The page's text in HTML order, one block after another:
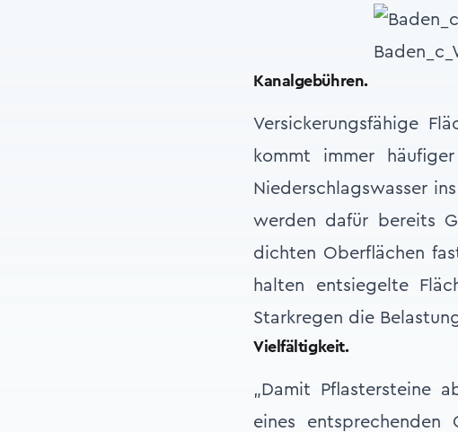
Kanalgebühren.
Versickerungsfähige
kommt immer
Niederschlagswasser
werden dafür bereits
dichten Oberflächen
halten entsiegelte
Starkregen die
Vielfältigkeit.
„Damit Pflastersteine
eines